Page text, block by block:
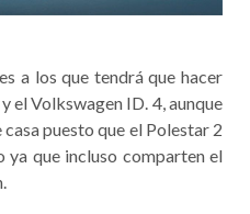
a los que tendrá que hacer
el Volkswagen ID. 4, aunque
puesto que el Polestar 2
que incluso comparten el